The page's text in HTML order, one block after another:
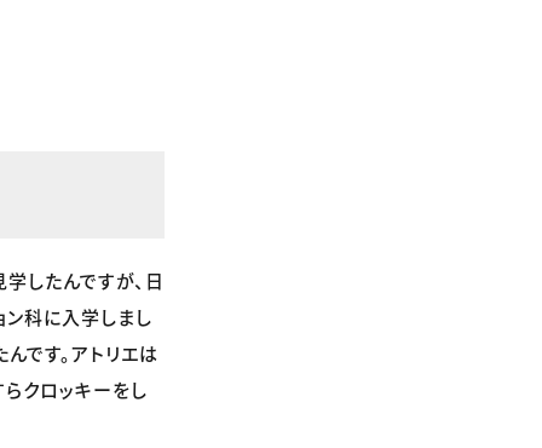
したんですが、日
ン科に入学しまし
です。アトリエは
クロッキーをし